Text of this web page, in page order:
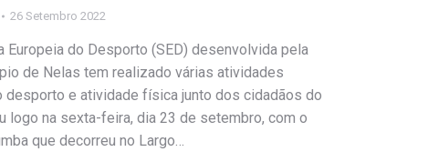
26 Setembro 2022
Europeia do Desporto (SED) desenvolvida pela
de Nelas tem realizado várias atividades
e atividade física junto dos cidadãos do
logo na sexta-feira, dia 23 de setembro, com o
que decorreu no Largo…